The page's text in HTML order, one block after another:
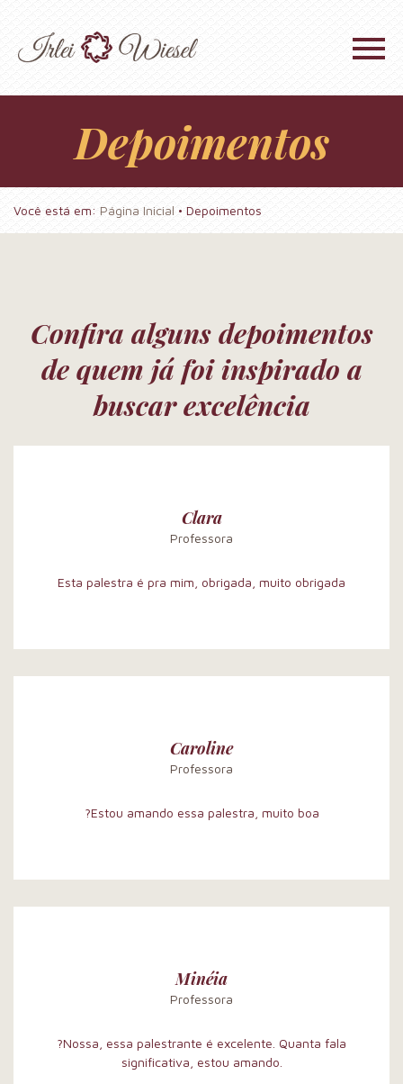
Depoimentos
Você está em: Página Inicial • Depoimentos
Confira alguns depoimentos
de quem já foi inspirado a
buscar excelência
Clara
Professora
Esta palestra é pra mim, obrigada, muito obrigada
Caroline
Professora
?Estou amando essa palestra, muito boa
Minéia
Professora
?Nossa, essa palestrante é excelente. Quanta fala
significativa, estou amando.